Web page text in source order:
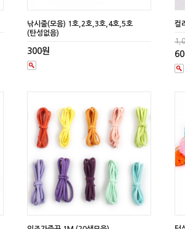
낚시줄(모음) 1호,2호,3호,4호,5호
(탄성없음)
300원
컬